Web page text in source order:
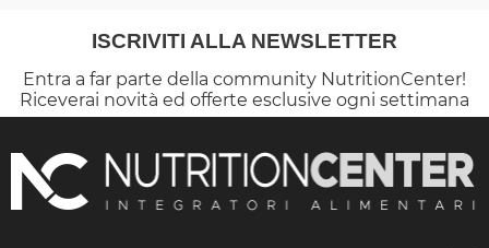
ISCRIVITI ALLA NEWSLETTER
Entra a far parte della community NutritionCenter!
Riceverai novità ed offerte esclusive ogni settimana